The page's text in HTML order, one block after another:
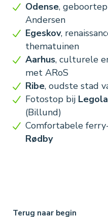
Odense,
Andersen
Egeskov,
thematuinen
Aarhus, culturele
met ARoS
Ribe, oudste stad
Fotostop bij
(Billund)
Comfortabele
Rødby
Terug naar begin